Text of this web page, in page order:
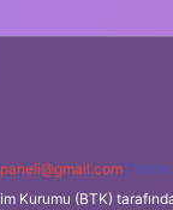
Teams:
Kurumu (BTK)